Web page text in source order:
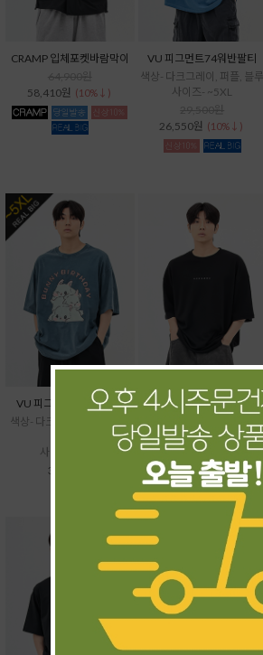
CRAMP 입체포켓바람막이
58,410원 (10%↓)
VU 피그먼트74워반팔티
색상- 다크그레이, 퍼플, 블루
사이즈- ~5XL
26,550원 (10%↓)
VU 피그토끼케익반팔티
색상- 다크그레이,베이지,블
사이즈- ~5XL
31,500원
UN 페르소나반팔티
색상- 블랙,화이트
사이즈- ~4XL
31,500원